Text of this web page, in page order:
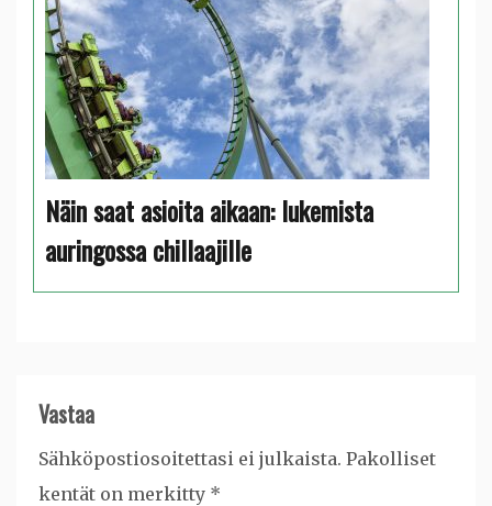
Näin saat asioita aikaan: lukemista
auringossa chillaajille
Vastaa
Sähköpostiosoitettasi ei julkaista. Pakolliset
kentät on merkitty *